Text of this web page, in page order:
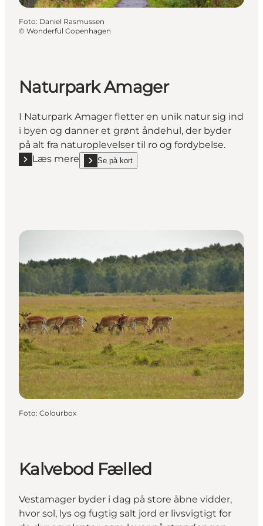
Foto: Daniel Rasmussen
© Wonderful Copenhagen
Naturpark Amager
I Naturpark Amager fletter en unik natur sig ind
i byen og danner et grønt åndehul, der byder
på alt fra naturoplevelser til ro og fordybelse.
Læs mere
Læs mere "Naturpark Amager"
Se på kort
show Naturpark Amager on_map
Foto: Colourbox
Kalvebod Fælled
Vestamager byder i dag på store åbne vidder,
hvor sol, lys og fugtig salt jord er livsvigtigt for